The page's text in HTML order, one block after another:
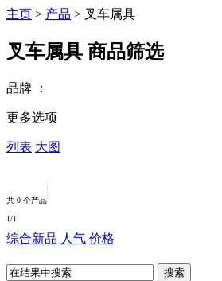
主页 > 产品 > 叉车属具
叉车属具 商品筛选
品牌 ：
更多选项
列表 大图
共 0 个产品
1/1
综合新品 人气 价格